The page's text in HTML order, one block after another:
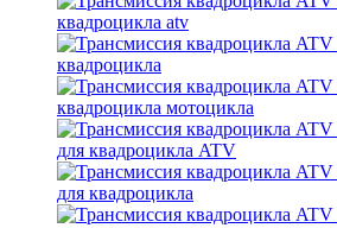
квадроцикла atv
квадроцикла
квадроцикла мотоцикла
для квадроцикла ATV
для квадроцикла